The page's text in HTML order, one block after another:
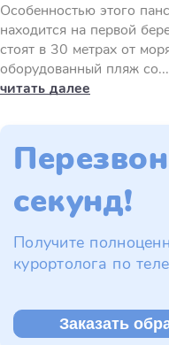
Особенностью этого
находится на первой
стоят в 30 метрах от
оборудованный пляж со...
читать далее
секунд!
Получите
курортолога по
Заказать